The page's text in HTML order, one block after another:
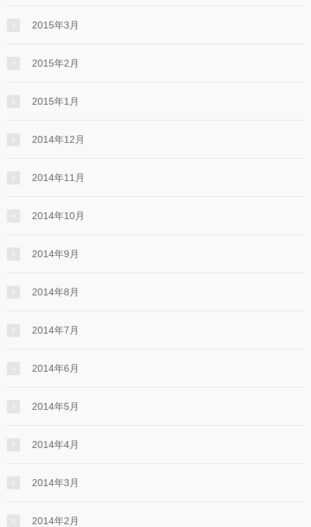
2015年3月
2015年2月
2015年1月
2014年12月
2014年11月
2014年10月
2014年9月
2014年8月
2014年7月
2014年6月
2014年5月
2014年4月
2014年3月
2014年2月